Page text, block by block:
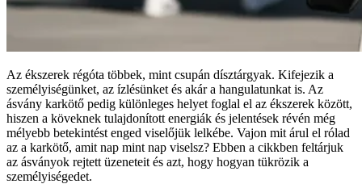
Az ékszerek régóta többek, mint csupán dísztárgyak. Kifejezik a
személyiségünket, az ízlésünket és akár a hangulatunkat is. Az
ásvány karkötő pedig különleges helyet foglal el az ékszerek között,
hiszen a köveknek tulajdonított energiák és jelentések révén még
mélyebb betekintést enged viselőjük lelkébe. Vajon mit árul el rólad
az a karkötő, amit nap mint nap viselsz? Ebben a cikkben feltárjuk
az ásványok rejtett üzeneteit és azt, hogy hogyan tükrözik a
személyiségedet.